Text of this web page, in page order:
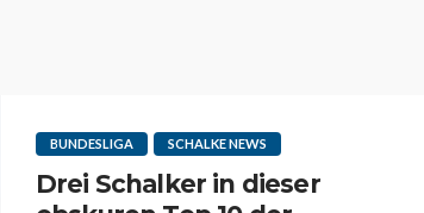
BUNDESLIGA SCHALKE NEWS
Drei Schalker in dieser